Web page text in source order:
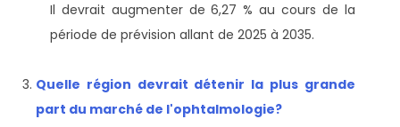
Il devrait augmenter de 6,27 % au cours de la
période de prévision allant de 2025 à 2035.
Quelle région devrait détenir la plus grande
part du marché de l'ophtalmologie?